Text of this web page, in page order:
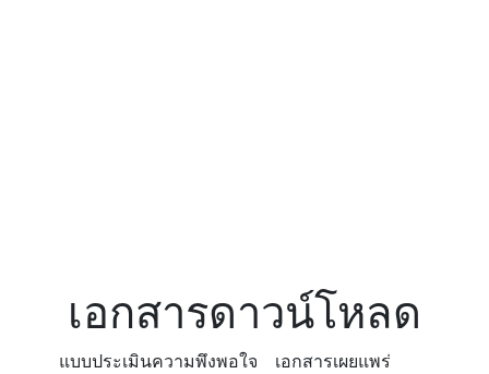
เอกสารดาวน์โหลด
แบบประเมินความพึงพอใจ
เอกสารเผยแพร่